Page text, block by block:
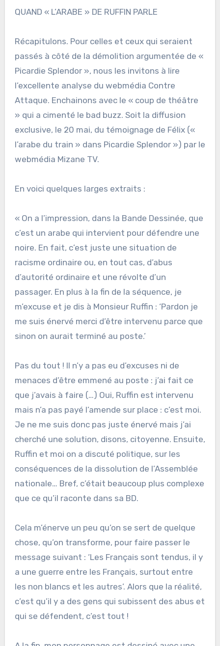
QUAND « L’ARABE » DE RUFFIN PARLE
Récapitulons. Pour celles et ceux qui seraient
passés à côté de la démolition argumentée de «
Picardie Splendor », nous les invitons à lire
l’excellente analyse du webmédia Contre
Attaque. Enchainons avec le « coup de théâtre
» qui a cimenté le bad buzz. Soit la diffusion
exclusive, le 20 mai, du témoignage de Félix («
l’arabe du train » dans Picardie Splendor ») par le
webmédia Mizane TV.
En voici quelques larges extraits :
« On a l’impression, dans la Bande Dessinée, que
c’est un arabe qui intervient pour défendre une
noire. En fait, c’est juste une situation de
racisme ordinaire ou, en tout cas, d’abus
d’autorité ordinaire et une révolte d’un
passager. En plus à la fin de la séquence, je
m’excuse et je dis à Monsieur Ruffin : ‘Pardon je
me suis énervé merci d’être intervenu parce que
sinon on aurait terminé au poste.’
Pas du tout ! Il n’y a pas eu d’excuses ni de
menaces d’être emmené au poste : j’ai fait ce
que j’avais à faire (…) Oui, Ruffin est intervenu
mais n’a pas payé l’amende sur place : c’est moi.
Je ne me suis donc pas juste énervé mais j’ai
cherché une solution, disons, citoyenne. Ensuite,
Ruffin et moi on a discuté politique, sur les
conséquences de la dissolution de l’Assemblée
nationale… Bref, c’était beaucoup plus complexe
que ce qu’il raconte dans sa BD.
Cela m’énerve un peu qu’on se sert de quelque
chose, qu’on transforme, pour faire passer le
message suivant : ‘Les Français sont tendus, il y
a une guerre entre les Français, surtout entre
les non blancs et les autres’. Alors que la réalité,
c’est qu’il y a des gens qui subissent des abus et
qui se défendent, c’est tout !